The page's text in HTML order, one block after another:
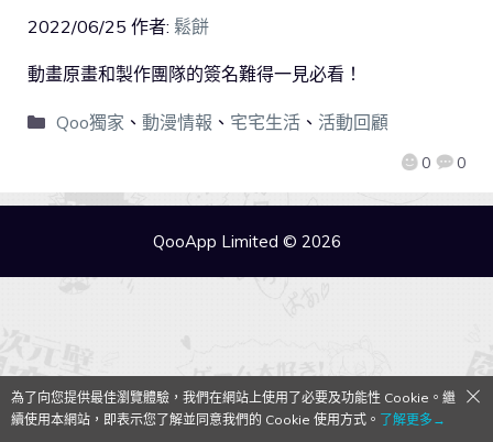
2022/06/25 作者: 鬆餅
0 0
動畫原畫和製作團隊的簽名難得一見必看！
Qoo獨家 、 動漫情報 、 宅宅生活、 活動回顧
QooApp Limited © 2026
為了向您提供最佳瀏覽體驗，我們在網站上使用了必要及功能性 Cookie。繼
續使用本網站，即表示您了解並同意我們的 Cookie 使用方式。 了解更多→